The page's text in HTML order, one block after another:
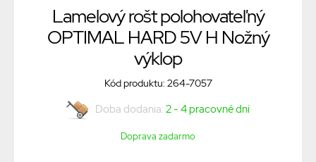
Lamelový rošt polohovateľný
OPTIMAL HARD 5V H Nožný
výklop
Kód produktu: 264-7057
Doba dodania: 2 - 4 pracovné dni
Doprava zadarmo